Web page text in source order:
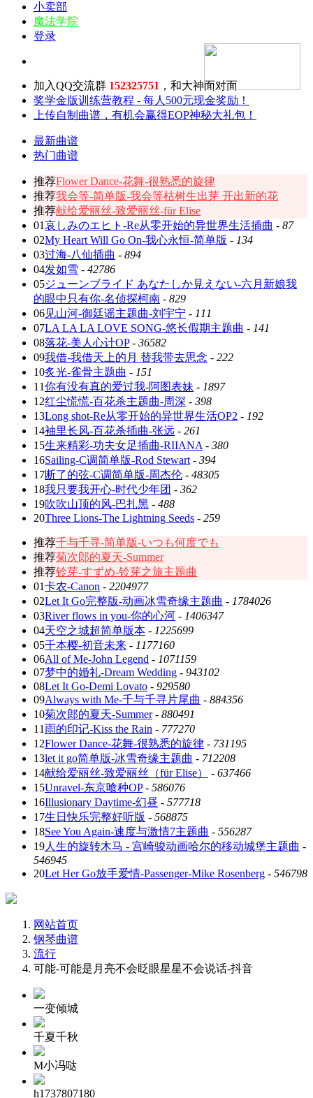
小卖部
魔法学院
登录
加入QQ交流群 152325751 ，和大神面对面
奖学金版训练营教程 - 每人500元现金奖励！
上传自制曲谱，有机会赢得EOP神秘大礼包！
最新曲谱
热门曲谱
推荐Flower Dance-花舞-很熟悉的旋律
推荐我会等-简单版-我会等枯树生出芽 开出新的花
推荐献给爱丽丝-致爱丽丝-für Elise
01哀しみのエヒト-Re从零开始的异世界生活插曲 - 87
02My Heart Will Go On-我心永恒-简单版 - 134
03过海-八仙插曲 - 894
04发如雪 - 42786
05ジューンブライド あなたしか見えない-六月新娘我
的眼中只有你-名侦探柯南 - 829
06见山河-御廷谣主题曲-刘宇宁 - 111
07LA LA LA LOVE SONG-悠长假期主题曲 - 141
08落花-美人心计OP- 36582
09我借-我借天上的月 替我带去思念 - 222
10炙光-雀骨主题曲 - 151
11你有没有真的爱过我-阿图表妹 - 1897
12红尘慌慌-百花杀主题曲-周深 - 398
13Long shot-Re从零开始的异世界生活OP2 - 192
14袖里长风-百花杀插曲-张远 - 261
15生来精彩-功夫女足插曲-RIIANA - 380
16Sailing-C调简单版-Rod Stewart - 394
17断了的弦-C调简单版-周杰伦 - 48305
18我只要我开心-时代少年团 - 362
19吹吹山顶的风-巴扎黑 - 488
20Three Lions-The Lightning Seeds - 259
推荐千与千寻-简单版-いつも何度でも
推荐菊次郎的夏天-Summer
推荐铃芽-すずめ-铃芽之旅主题曲
01卡农-Canon - 2204977
02Let It Go完整版-动画冰雪奇缘主题曲 - 1784026
03River flows in you-你的心河 - 1406347
04天空之城超简单版本 - 1225699
05千本樱-初音未来 - 1177160
06All of Me-John Legend - 1071159
07梦中的婚礼-Dream Wedding - 943102
08Let It Go-Demi Lovato - 929580
09Always with Me-千与千寻片尾曲 - 884356
10菊次郎的夏天-Summer- 880491
11雨的印记-Kiss the Rain - 777270
12Flower Dance-花舞-很熟悉的旋律 - 731195
13let it go简单版-冰雪奇缘主题曲 - 712208
14献给爱丽丝-致爱丽丝（für Elise） - 637466
15Unravel-东京喰种OP- 586076
16Illusionary Daytime-幻昼 - 577718
17生日快乐完整好听版 - 568875
18See You Again-速度与激情7主题曲 - 556287
19人生的旋转木马 - 宫崎骏动画哈尔的移动城堡主题曲 -
546945
20Let Her Go放手爱情-Passenger-Mike Rosenberg - 546798
网站首页
钢琴曲谱
流行
可能-可能是月亮不会眨眼星星不会说话-抖音
一变倾城
千夏千秋
M小冯哒
h1737807180